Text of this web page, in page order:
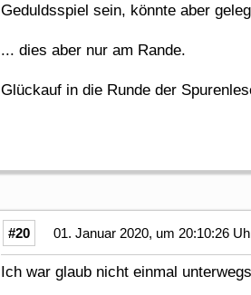
Geduldsspiel sein, könnte aber
... dies aber nur am Rande.
Glückauf in die Runde der
#20 01. Januar 2020, um 20:10:26
Ich war glaub nicht einmal